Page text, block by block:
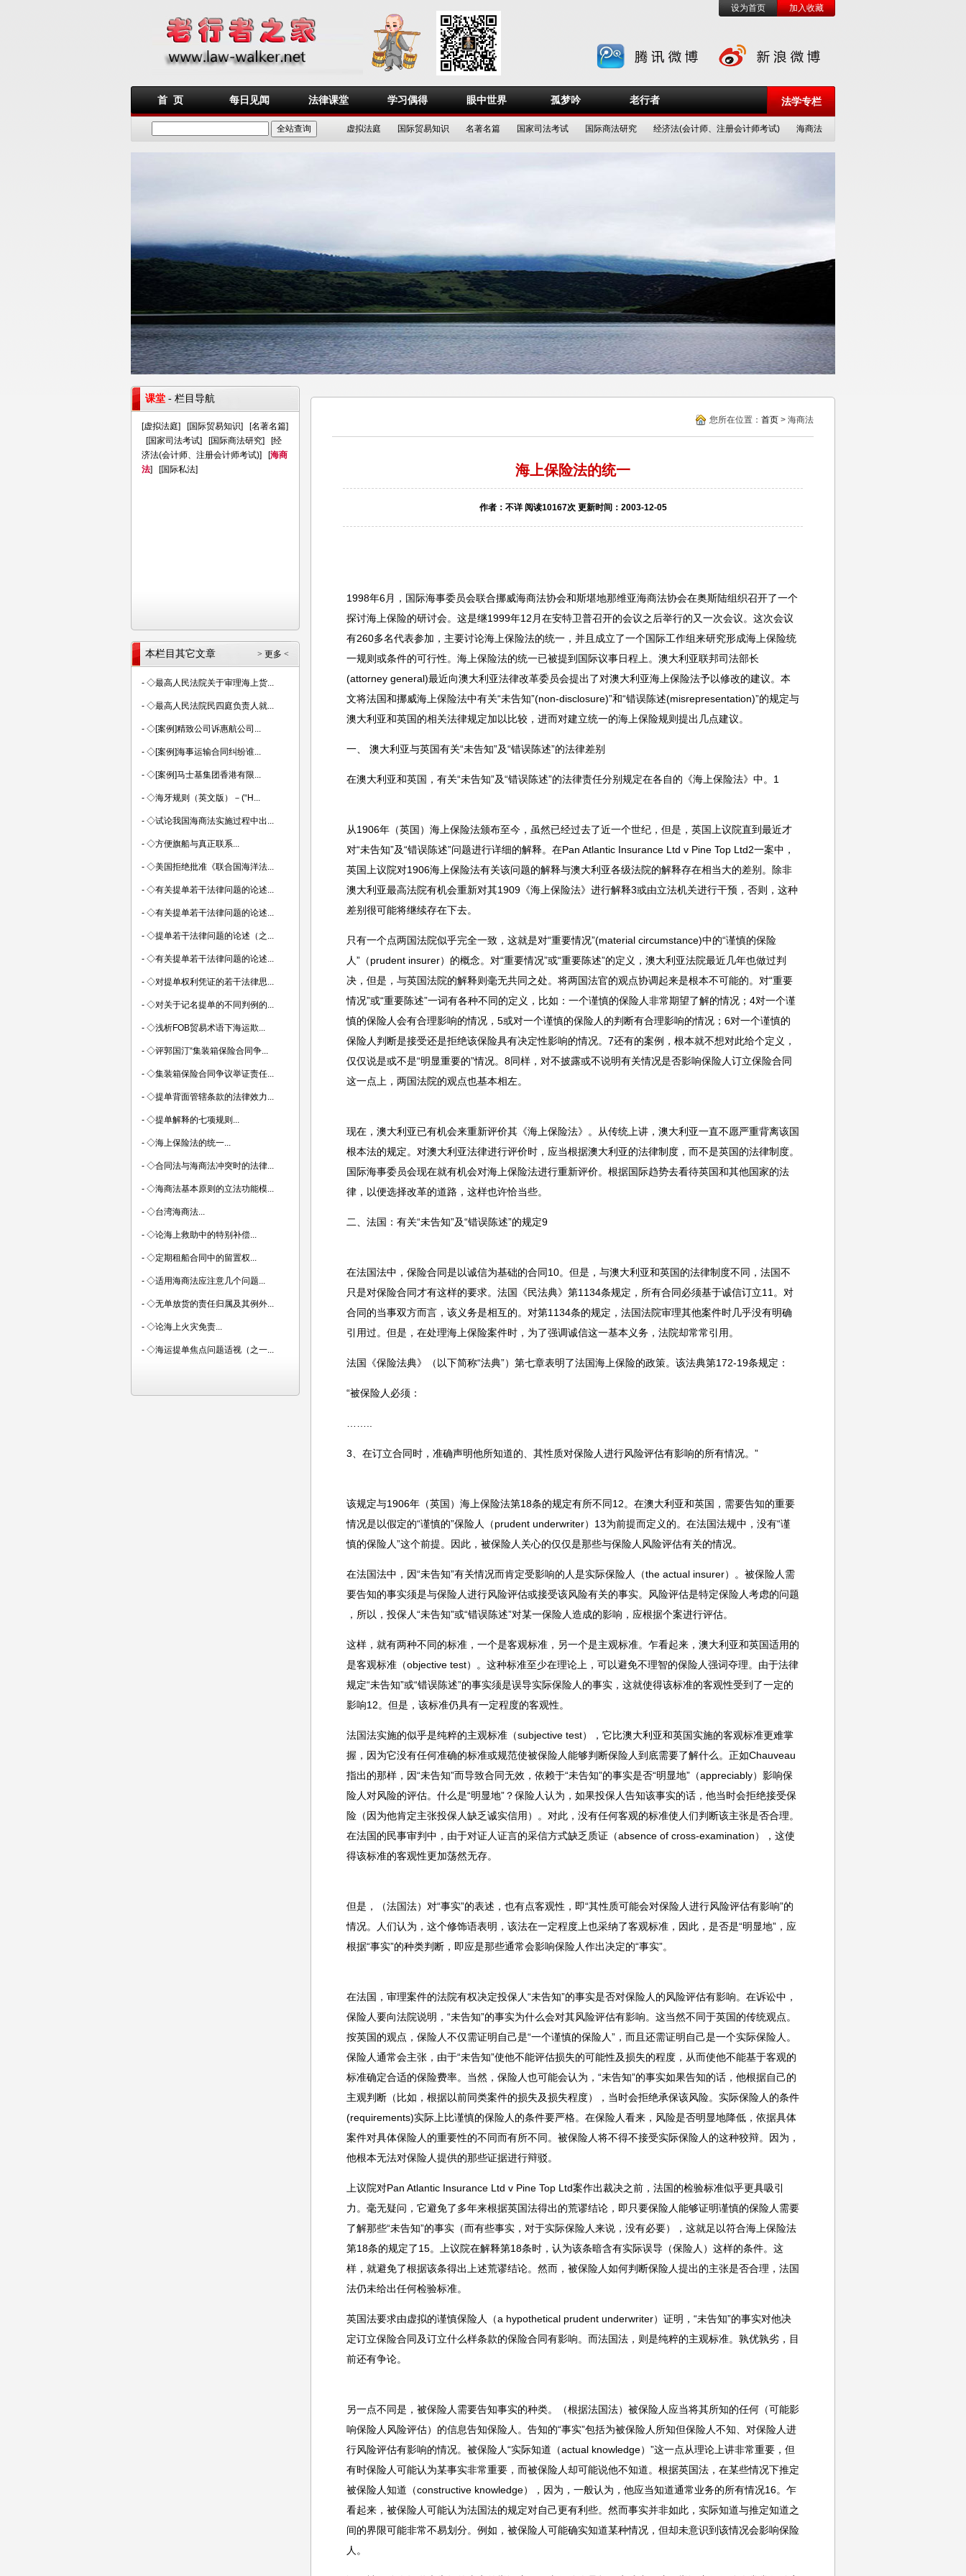
设为首页 加入收藏
首 页 每日见闻 法律课堂 学习偶得 眼中世界 孤梦吟 老行者 法学专栏
虚拟法庭 国际贸易知识 名著名篇 国家司法考试 国际商法研究 经济法(会计师、注册会计师考试) 海商法
您所在位置： 首页 > 海商法
海上保险法的统一
作者：不详 阅读10167次 更新时间：2003-12-05
1998年6月，国际海事委员会联合挪威海商法协会和斯堪地那维亚海商法协会在奥斯陆组织召开了一个
探讨海上保险的研讨会。这是继1999年12月在安特卫普召开的会议之后举行的又一次会议。这次会议
有260多名代表参加，主要讨论海上保险法的统一，并且成立了一个国际工作组来研究形成海上保险统
一规则或条件的可行性。海上保险法的统一已被提到国际议事日程上。澳大利亚联邦司法部长
(attorney general)最近向澳大利亚法律改革委员会提出了对澳大利亚海上保险法予以修改的建议。本
文将法国和挪威海上保险法中有关“未告知”(non-disclosure)”和“错误陈述(misrepresentation)”的规定与
澳大利亚和英国的相关法律规定加以比较，进而对建立统一的海上保险规则提出几点建议。
一、 澳大利亚与英国有关“未告知”及“错误陈述”的法律差别
在澳大利亚和英国，有关“未告知”及“错误陈述”的法律责任分别规定在各自的《海上保险法》中。1
从1906年（英国）海上保险法颁布至今，虽然已经过去了近一个世纪，但是，英国上议院直到最近才
对“未告知”及“错误陈述”问题进行详细的解释。在Pan Atlantic Insurance Ltd v Pine Top Ltd2一案中，
英国上议院对1906海上保险法有关该问题的解释与澳大利亚各级法院的解释存在相当大的差别。除非
澳大利亚最高法院有机会重新对其1909《海上保险法》进行解释3或由立法机关进行干预，否则，这种
差别很可能将继续存在下去。
只有一个点两国法院似乎完全一致，这就是对“重要情况”(material circumstance)中的“谨慎的保险
人”（prudent insurer）的概念。对“重要情况”或“重要陈述”的定义，澳大利亚法院最近几年也做过判
决，但是，与英国法院的解释则毫无共同之处。将两国法官的观点协调起来是根本不可能的。对“重要
情况”或“重要陈述”一词有各种不同的定义，比如：一个谨慎的保险人非常期望了解的情况；4对一个谨
慎的保险人会有合理影响的情况，5或对一个谨慎的保险人的判断有合理影响的情况；6对一个谨慎的
保险人判断是接受还是拒绝该保险具有决定性影响的情况。7还有的案例，根本就不想对此给个定义，
仅仅说是或不是“明显重要的”情况。8同样，对不披露或不说明有关情况是否影响保险人订立保险合同
这一点上，两国法院的观点也基本相左。
现在，澳大利亚已有机会来重新评价其《海上保险法》。从传统上讲，澳大利亚一直不愿严重背离该国
根本法的规定。对澳大利亚法律进行评价时，应当根据澳大利亚的法律制度，而不是英国的法律制度。
国际海事委员会现在就有机会对海上保险法进行重新评价。根据国际趋势去看待英国和其他国家的法
律，以便选择改革的道路，这样也许恰当些。
二、法国：有关“未告知”及“错误陈述”的规定9
在法国法中，保险合同是以诚信为基础的合同10。但是，与澳大利亚和英国的法律制度不同，法国不
只是对保险合同才有这样的要求。法国《民法典》第1134条规定，所有合同必须基于诚信订立11。对
合同的当事双方而言，该义务是相互的。对第1134条的规定，法国法院审理其他案件时几乎没有明确
引用过。但是，在处理海上保险案件时，为了强调诚信这一基本义务，法院却常常引用。
法国《保险法典》（以下简称“法典”）第七章表明了法国海上保险的政策。该法典第172-19条规定：
“被保险人必须：
3、在订立合同时，准确声明他所知道的、其性质对保险人进行风险评估有影响的所有情况。”
该规定与1906年（英国）海上保险法第18条的规定有所不同12。在澳大利亚和英国，需要告知的重要
情况是以假定的“谨慎的”保险人（prudent underwriter）13为前提而定义的。在法国法规中，没有“谨
慎的保险人”这个前提。因此，被保险人关心的仅仅是那些与保险人风险评估有关的情况。
在法国法中，因“未告知”有关情况而肯定受影响的人是实际保险人（the actual insurer）。被保险人需
要告知的事实须是与保险人进行风险评估或接受该风险有关的事实。风险评估是特定保险人考虑的问题
，所以，投保人“未告知”或“错误陈述”对某一保险人造成的影响，应根据个案进行评估。
这样，就有两种不同的标准，一个是客观标准，另一个是主观标准。乍看起来，澳大利亚和英国适用的
是客观标准（objective test）。这种标准至少在理论上，可以避免不理智的保险人强词夺理。由于法律
规定“未告知”或“错误陈述”的事实须是误导实际保险人的事实，这就使得该标准的客观性受到了一定的
影响12。但是，该标准仍具有一定程度的客观性。
法国法实施的似乎是纯粹的主观标准（subjective test），它比澳大利亚和英国实施的客观标准更难掌
握，因为它没有任何准确的标准或规范使被保险人能够判断保险人到底需要了解什么。正如Chauveau
指出的那样，因“未告知”而导致合同无效，依赖于“未告知”的事实是否“明显地”（appreciably）影响保
险人对风险的评估。什么是“明显地”？保险人认为，如果投保人告知该事实的话，他当时会拒绝接受保
险（因为他肯定主张投保人缺乏诚实信用）。对此，没有任何客观的标准使人们判断该主张是否合理。
在法国的民事审判中，由于对证人证言的采信方式缺乏质证（absence of cross-examination），这使
得该标准的客观性更加荡然无存。
但是，（法国法）对“事实”的表述，也有点客观性，即“其性质可能会对保险人进行风险评估有影响”的
情况。人们认为，这个修饰语表明，该法在一定程度上也采纳了客观标准，因此，是否是“明显地”，应
根据“事实”的种类判断，即应是那些通常会影响保险人作出决定的“事实”。
在法国，审理案件的法院有权决定投保人“未告知”的事实是否对保险人的风险评估有影响。在诉讼中，
保险人要向法院说明，“未告知”的事实为什么会对其风险评估有影响。这当然不同于英国的传统观点。
按英国的观点，保险人不仅需证明自己是“一个谨慎的保险人”，而且还需证明自己是一个实际保险人。
保险人通常会主张，由于“未告知”使他不能评估损失的可能性及损失的程度，从而使他不能基于客观的
标准确定合适的保险费率。当然，保险人也可能会认为，“未告知”的事实如果告知的话，他根据自己的
主观判断（比如，根据以前同类案件的损失及损失程度），当时会拒绝承保该风险。实际保险人的条件
(requirements)实际上比谨慎的保险人的条件要严格。在保险人看来，风险是否明显地降低，依据具体
案件对具体保险人的重要性的不同而有所不同。被保险人将不得不接受实际保险人的这种狡辩。因为，
他根本无法对保险人提供的那些证据进行辩驳。
上议院对Pan Atlantic Insurance Ltd v Pine Top Ltd案作出裁决之前，法国的检验标准似乎更具吸引
力。毫无疑问，它避免了多年来根据英国法得出的荒谬结论，即只要保险人能够证明谨慎的保险人需要
了解那些“未告知”的事实（而有些事实，对于实际保险人来说，没有必要），这就足以符合海上保险法
第18条的规定了15。上议院在解释第18条时，认为该条暗含有实际误导（保险人）这样的条件。这
样，就避免了根据该条得出上述荒谬结论。然而，被保险人如何判断保险人提出的主张是否合理，法国
法仍未给出任何检验标准。
英国法要求由虚拟的谨慎保险人（a hypothetical prudent underwriter）证明，“未告知”的事实对他决
定订立保险合同及订立什么样条款的保险合同有影响。而法国法，则是纯粹的主观标准。孰优孰劣，目
前还有争论。
另一点不同是，被保险人需要告知事实的种类。（根据法国法）被保险人应当将其所知的任何（可能影
响保险人风险评估）的信息告知保险人。告知的“事实”包括为被保险人所知但保险人不知、对保险人进
行风险评估有影响的情况。被保险人“实际知道（actual knowledge）”这一点从理论上讲非常重要，但
有时保险人可能认为某事实非常重要，而被保险人却可能说他不知道。根据英国法，在某些情况下推定
被保险人知道（constructive knowledge），因为，一般认为，他应当知道通常业务的所有情况16。乍
看起来，被保险人可能认为法国法的规定对自己更有利些。然而事实并非如此，实际知道与推定知道之
间的界限可能非常不易划分。例如，被保险人可能确实知道某种情况，但却未意识到该情况会影响保险
人。
课堂 - 栏目导航
[虚拟法庭] [国际贸易知识] [名著名篇]
[国家司法考试] [国际商法研究] [经
济法(会计师、注册会计师考试)] [海商
法] [国际私法]
> 更多 <
本栏目其它文章
- ◇最高人民法院关于审理海上货...
- ◇最高人民法院民四庭负责人就...
- ◇[案例]精致公司诉惠航公司...
- ◇[案例]海事运输合同纠纷谁...
- ◇[案例]马士基集团香港有限...
- ◇海牙规则（英文版）－(“H...
- ◇试论我国海商法实施过程中出...
- ◇方便旗船与真正联系...
- ◇美国拒绝批准《联合国海洋法...
- ◇有关提单若干法律问题的论述...
- ◇有关提单若干法律问题的论述...
- ◇提单若干法律问题的论述（之...
- ◇有关提单若干法律问题的论述...
- ◇对提单权利凭证的若干法律思...
- ◇对关于记名提单的不同判例的...
- ◇浅析FOB贸易术语下海运欺...
- ◇评郭国汀“集装箱保险合同争...
- ◇集装箱保险合同争议举证责任...
- ◇提单背面管辖条款的法律效力...
- ◇提单解释的七项规则...
- ◇海上保险法的统一...
- ◇合同法与海商法冲突时的法律...
- ◇海商法基本原则的立法功能模...
- ◇台湾海商法...
- ◇论海上救助中的特别补偿...
- ◇定期租船合同中的留置权...
- ◇适用海商法应注意几个问题...
- ◇无单放货的责任归属及其例外...
- ◇论海上火灾免责...
- ◇海运提单焦点问题适视（之一...